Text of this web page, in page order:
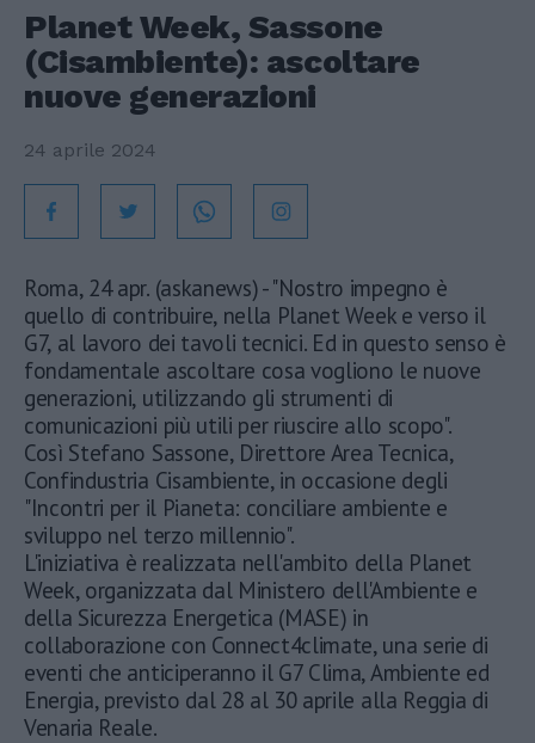
Planet Week, Sassone
(Cisambiente): ascoltare
nuove generazioni
24 aprile 2024
Roma, 24 apr. (askanews) - "Nostro impegno è
quello di contribuire, nella Planet Week e verso il
G7, al lavoro dei tavoli tecnici. Ed in questo senso è
fondamentale ascoltare cosa vogliono le nuove
generazioni, utilizzando gli strumenti di
comunicazioni più utili per riuscire allo scopo".
Così Stefano Sassone, Direttore Area Tecnica,
Confindustria Cisambiente, in occasione degli
"Incontri per il Pianeta: conciliare ambiente e
sviluppo nel terzo millennio".
L'iniziativa è realizzata nell'ambito della Planet
Week, organizzata dal Ministero dell'Ambiente e
della Sicurezza Energetica (MASE) in
collaborazione con Connect4climate, una serie di
eventi che anticiperanno il G7 Clima, Ambiente ed
Energia, previsto dal 28 al 30 aprile alla Reggia di
Venaria Reale.